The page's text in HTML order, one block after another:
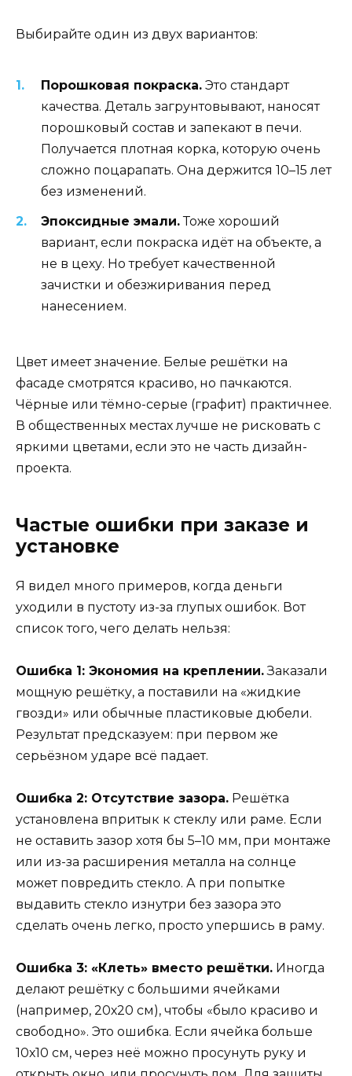
Выбирайте один из двух вариантов:
Порошковая покраска. Это стандарт
качества. Деталь загрунтовывают, наносят
порошковый состав и запекают в печи.
Получается плотная корка, которую очень
сложно поцарапать. Она держится 10–15 лет
без изменений.
Эпоксидные эмали.Тоже хороший
вариант, если покраска идёт на объекте, а
не в цеху. Но требует качественной
зачистки и обезжиривания перед
нанесением.
Цвет имеет значение. Белые решётки на
фасаде смотрятся красиво, но пачкаются.
Чёрные или тёмно-серые (графит) практичнее.
В общественных местах лучше не рисковать с
яркими цветами, если это не часть дизайн-
проекта.
Частые ошибки при заказе и
установке
Я видел много примеров, когда деньги
уходили в пустоту из-за глупых ошибок. Вот
список того, чего делать нельзя:
Ошибка 1: Экономия на креплении.Заказали
мощную решётку, а поставили на «жидкие
гвозди» или обычные пластиковые дюбели.
Результат предсказуем: при первом же
серьёзном ударе всё падает.
Ошибка 2: Отсутствие зазора. Решётка
установлена впритык к стеклу или раме. Если
не оставить зазор хотя бы 5–10 мм, при монтаже
или из-за расширения металла на солнце
может повредить стекло. А при попытке
выдавить стекло изнутри без зазора это
сделать очень легко, просто упершись в раму.
Ошибка 3: «Клеть» вместо решётки. Иногда
делают решётку с большими ячейками
(например, 20х20 см), чтобы «было красиво и
свободно». Это ошибка. Если ячейка больше
10х10 см, через неё можно просунуть руку и